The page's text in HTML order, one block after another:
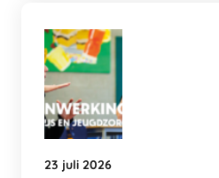
23 juli 2026